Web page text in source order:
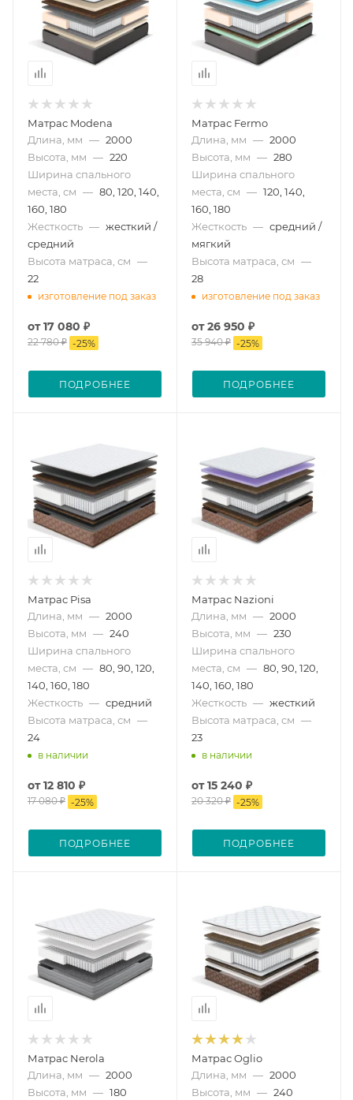
Матрас Modena
Длина, мм — 2000
Высота, мм — 220
Ширина спального
места, см — 80, 120, 140,
160, 180
Жесткость — жесткий /
средний
Высота матраса, см —
22
изготовление под заказ
от17 080 ₽
22 780 ₽ -25%
ПОДРОБНЕЕ
Матрас Fermo
Длина, мм — 2000
Высота, мм — 280
Ширина спального
места, см — 120, 140,
160, 180
Жесткость — средний /
мягкий
Высота матраса, см —
28
изготовление под заказ
от26 950 ₽
35 940 ₽ -25%
ПОДРОБНЕЕ
Матрас Pisa
Длина, мм — 2000
Высота, мм — 240
Ширина спального
места, см — 80, 90, 120,
140, 160, 180
Жесткость — средний
Высота матраса, см —
24
в наличии
от12 810 ₽
17 080 ₽ -25%
ПОДРОБНЕЕ
Матрас Nazioni
Длина, мм — 2000
Высота, мм — 230
Ширина спального
места, см — 80, 90, 120,
140, 160, 180
Жесткость — жесткий
Высота матраса, см —
23
в наличии
от15 240 ₽
20 320 ₽ -25%
ПОДРОБНЕЕ
Матрас Nerola
Длина, мм — 2000
Высота, мм — 180
Матрас Oglio
Длина, мм — 2000
Высота, мм — 240